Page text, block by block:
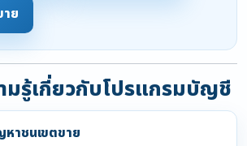
ย
มรู้เกี่ยวกับโปรแกรมบัญชี
าชนเขตขาย